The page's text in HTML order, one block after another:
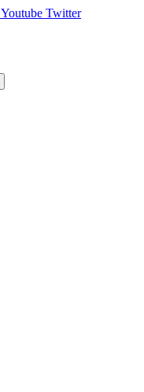
Youtube Twitter